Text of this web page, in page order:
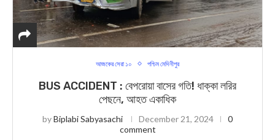
আজকের সেরা ১০ পশ্চিম মেদিনীপুর
BUS ACCIDENT : বেপরোয়া বাসের গতি! ধাক্কা লরির
পেছনে, আহত একাধিক
byBiplabi Sabyasachi December 21, 2024
0
comment